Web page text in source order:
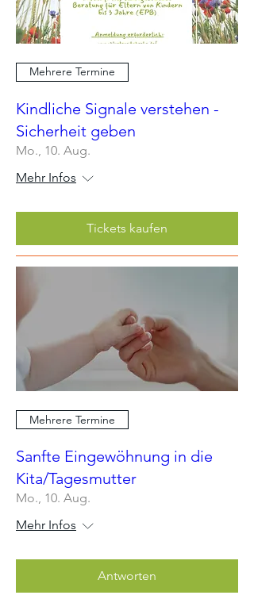
Mehrere Termine
Kindliche Signale verstehen -
Sicherheit geben
Mo., 10. Aug.
Mehr Infos
Tickets kaufen
Mehrere Termine
Sanfte Eingewöhnung in die
Kita/Tagesmutter
Mo., 10. Aug.
Mehr Infos
Antworten